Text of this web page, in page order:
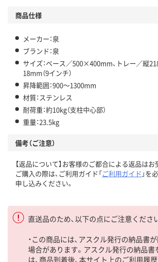
商品仕様
メーカー：泉
ブランド：泉
サイズ：ベース／500×400mm、トレー／縦
18mm（9インチ）
昇降範囲：900～1300mm
材質：ステンレス
耐荷重：約10kg（支柱中心部）
重量：23.5kg
備考（ご注意）
【返品について】お客様のご都合による返品はお
ご購入の際は、ご利用ガイド「ご利用ガイド 」を
申し込みください。
直送品のため、以下の点にご注意くださ
・この商品には、アスクル発行の納品書
場合があります。アスクル発行の納品
は、商品到着後、本サイト上のご利用履